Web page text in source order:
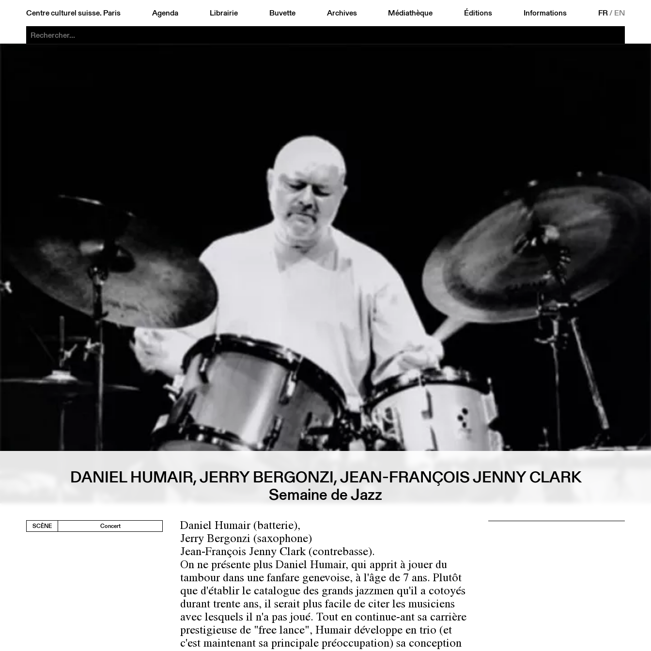
Centre culturel suisse. Paris Agenda Librairie Buvette Archives Médiathèque Éditions Informations FR/ EN
DANIEL HUMAIR, JERRY BERGONZI, JEAN-FRANÇOIS JENNY CLARK
Semaine de Jazz
SCÈNE Concert
Daniel Humair (batterie),
Jerry Bergonzi (saxophone)
Jean-François Jenny Clark (contrebasse).
On ne présente plus Daniel Humair, qui apprit à jouer du
tambour dans une fanfare genevoise, à l'âge de 7 ans. Plutôt
que d'établir le catalogue des grands jazzmen qu'il a cotoyés
durant trente ans, il serait plus facile de citer les musiciens
avec lesquels il n'a pas joué. Tout en continue-ant sa carrière
prestigieuse de "free lance", Humair développe en trio (et
c'est maintenant sa principale préoccupation) sa conception